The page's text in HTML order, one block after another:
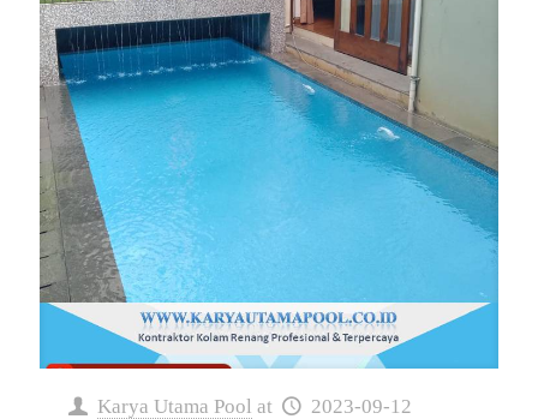
Karya Utama Pool at 2023-09-12